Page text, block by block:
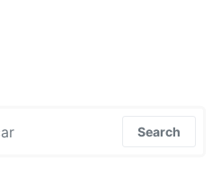
Search